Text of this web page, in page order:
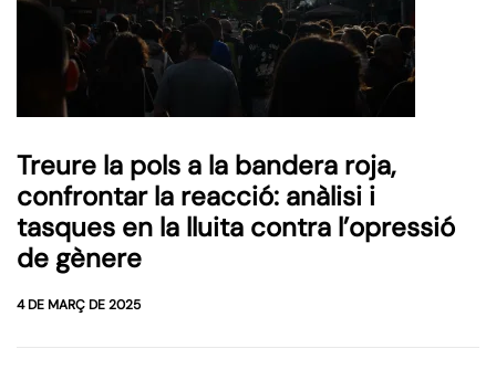
Treure la pols a la bandera roja,
confrontar la reacció: anàlisi i
tasques en la lluita contra l’opressió
de gènere
4 DE MARÇ DE 2025